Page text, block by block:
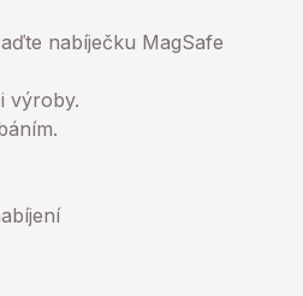
nabíječku MagSafe
výroby.